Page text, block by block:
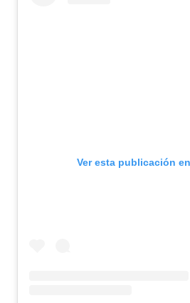
Ver esta publicación